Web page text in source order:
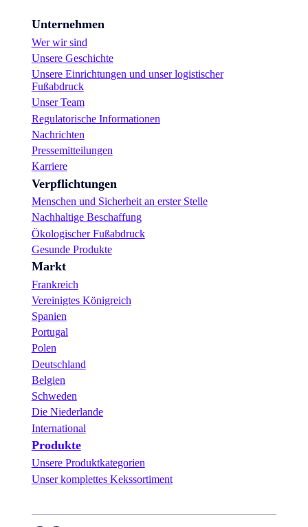
Unternehmen
Wer wir sind
Unsere Geschichte
Unsere Einrichtungen und unser logistischer
Fußabdruck
Unser Team
Regulatorische Informationen
Nachrichten
Pressemitteilungen
Karriere
Verpflichtungen
Menschen und Sicherheit an erster Stelle
Nachhaltige Beschaffung
Ökologischer Fußabdruck
Gesunde Produkte
Markt
Frankreich
Vereinigtes Königreich
Spanien
Portugal
Polen
Deutschland
Belgien
Schweden
Die Niederlande
International
Produkte
Unsere Produktkategorien
Unser komplettes Kekssortiment